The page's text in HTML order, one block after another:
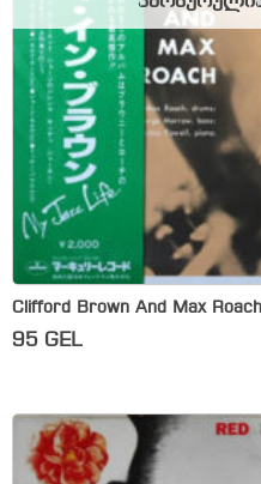
Clifford Brown And Max
95 GEL